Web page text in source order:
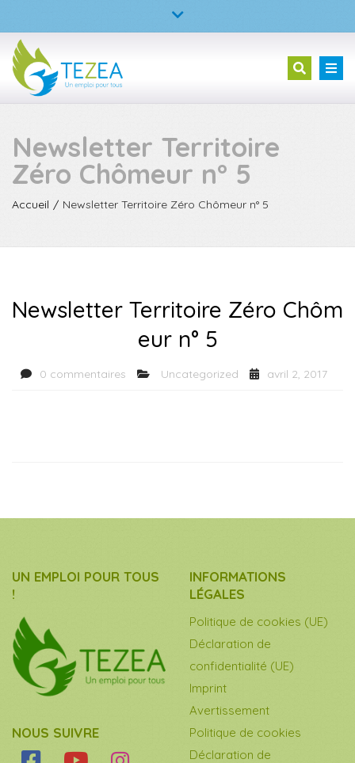
TEZEA – L’entreprise à but d’emploi
02 23 30 99 05
Fermer
supérieure
Newsletter Territoire
Zéro Chômeur n° 5
Accueil Newsletter Territoire Zéro Chômeur n° 5
Newsletter Territoire Zéro Chôm
eur n° 5
0 commentaires Uncategorized avril 2, 2017
UN EMPLOI POUR TOUS
!
NOUS SUIVRE
INFORMATIONS
LÉGALES
Politique de cookies (UE)
Déclaration de
confidentialité (UE)
Imprint
Avertissement
Politique de cookies
Déclaration de